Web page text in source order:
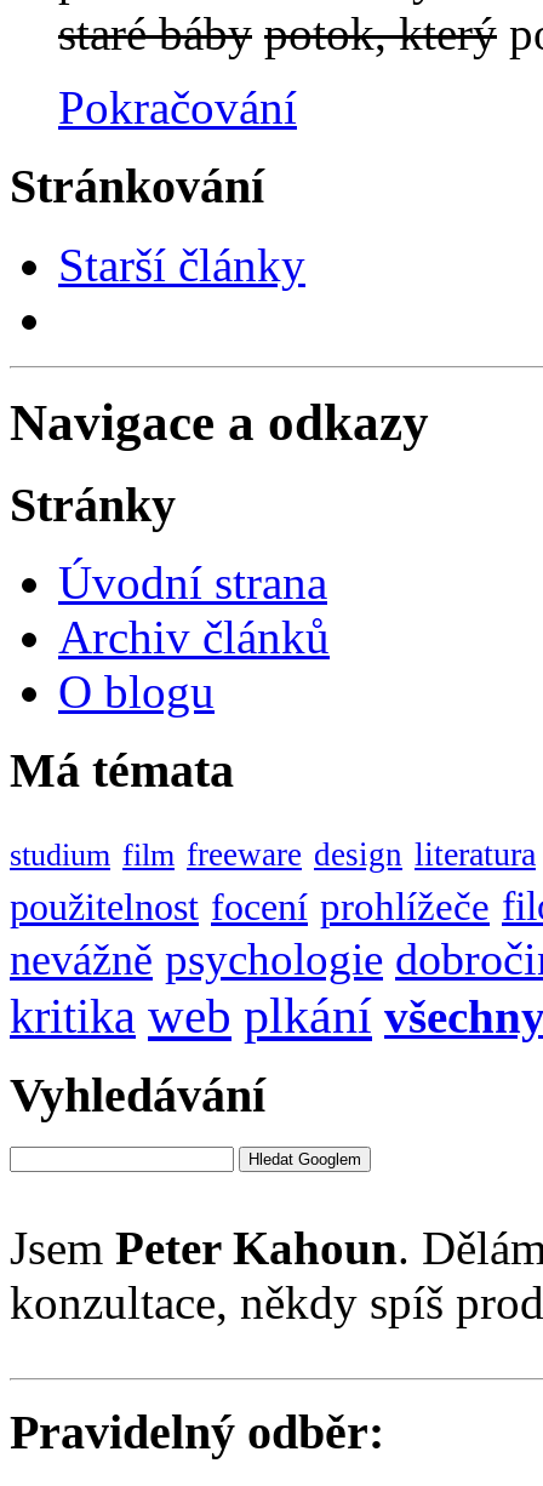
staré báby potok, který
Pokračování
Stránkování
Starší články
Navigace a odkazy
Stránky
Úvodní strana
Archiv článků
O blogu
Má témata
studium film freeware design literatura
použitelnost focení prohlížeče
nevážně psychologie
kritika web plkání
Vyhledávání
Jsem Peter Kahoun.
konzultace, někdy spíš
Pravidelný odběr: